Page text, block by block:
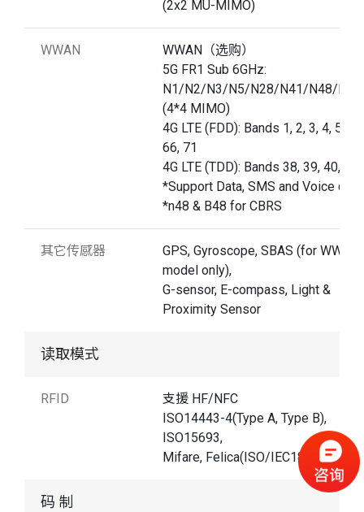
(2x2 MU-MIMO)
WWAN
WWAN（选购）
5G FR1 Sub 6GHz:
N1/N2/N3/N5/N28/N41/N48/
(4*4 MIMO)
4G LTE (FDD): Bands 1, 2, 3, 4, 5,
66, 71
4G LTE (TDD): Bands 38, 39, 40,
*Support Data, SMS and Voice
*n48 & B48 for CBRS
其它传感器
GPS, Gyroscope, SBAS (for WWAN
model only),
G-sensor, E-compass, Light &
Proximity Sensor
读取模式
RFID
支援 HF/NFC
ISO14443-4(Type A, Type B),
ISO15693,
Mifare, Felica(ISO/IEC18092)
码 制